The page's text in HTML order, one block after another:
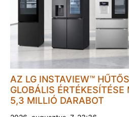
AZ LG INSTAVIEW™
GLOBÁLIS
5,3 MILLIÓ DARABOT